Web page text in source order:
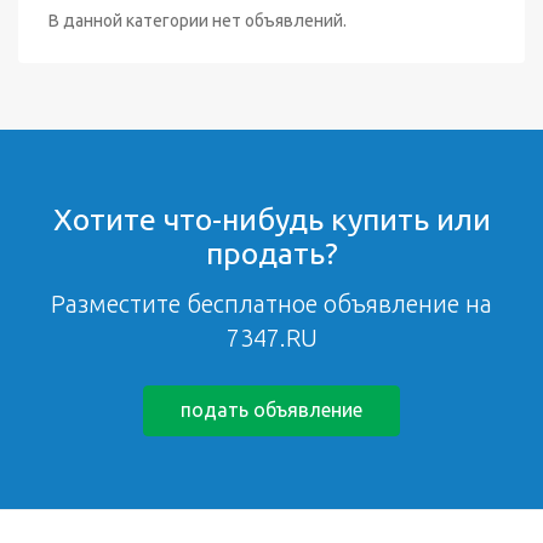
В данной категории нет объявлений.
Хотите что-нибудь купить или
продать?
Разместите бесплатное объявление на
7347.RU
подать объявление